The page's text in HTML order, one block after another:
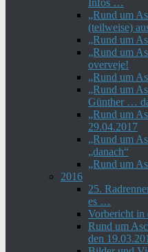
Infos …
„Rund um
(teilweise)
„Rund um
„Rund um
overveje!
„Rund um
„Rund um
Günther …
„Rund um
29.04.2017
„Rund um
„danach“
„Rund um
2016
25.
es …
Vorbericht in
Rund um
den